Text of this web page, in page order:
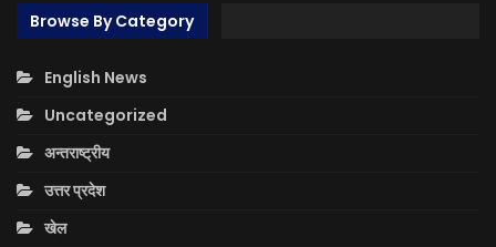
Browse By Category
English News
Uncategorized
अन्तराष्ट्रीय
उत्तर प्रदेश
खेल